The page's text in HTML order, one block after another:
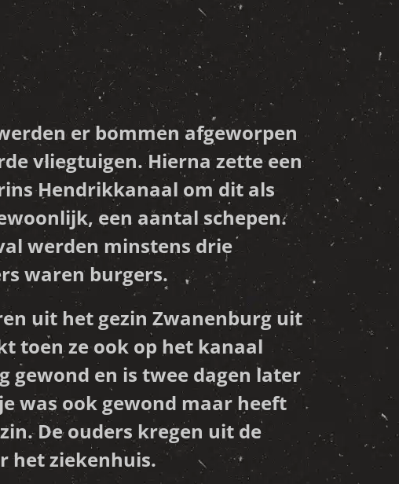
er bommen afgeworpen
vliegtuigen. Hierna zette een
Hendrikkanaal om dit als
een aantal schepen.
werden minstens drie
waren burgers.
uit het gezin Zwanenburg uit
toen ze ook op het kanaal
gewond en is twee dagen later
was ook gewond maar heeft
De ouders kregen uit de
het ziekenhuis.